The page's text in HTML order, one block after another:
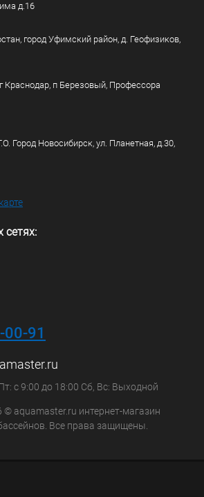
д.16
город Уфимский район, д. Геофизиков,
Краснодар, п Березовый, Профессора
Город Новосибирск, ул. Планетная, д.30,
91
с 9:00 до 18:00 Сб, Вс: Выходной
© aquamaster.ru интернет-магазин
Все права защищены.